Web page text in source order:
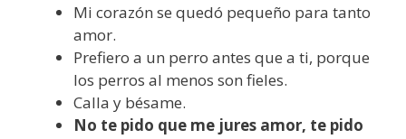
Mi corazón se quedó pequeño para tanto
amor.
Prefiero a un perro antes que a ti, porque
los perros al menos son fieles.
Calla y bésame.
No te pido que me jures amor, te pido